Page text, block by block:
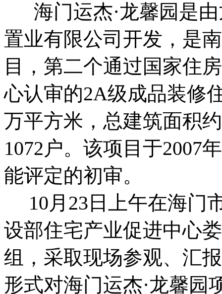
海门运杰·龙馨园是由
置业有限公司开发，是
目，第二个通过国家住
心认审的2A级成品装修
万平方米，总建筑面积
1072户。该项目于2007
能评定的初审。
10月23日上午在海门
设部住宅产业促进中心
组，采取现场参观、汇
形式对海门运杰·龙馨园